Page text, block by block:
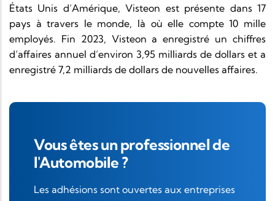
États Unis d’Amérique, Visteon est présente dans 17
pays à travers le monde, là où elle compte 10 mille
employés. Fin 2023, Visteon a enregistré un chiffres
d‘affaires annuel d’environ 3,95 milliards de dollars et a
enregistré 7,2 milliards de dollars de nouvelles affaires.
Vous êtes un professionnel de
l'Automobile ?
Les adhésions sont ouvertes aux entreprises